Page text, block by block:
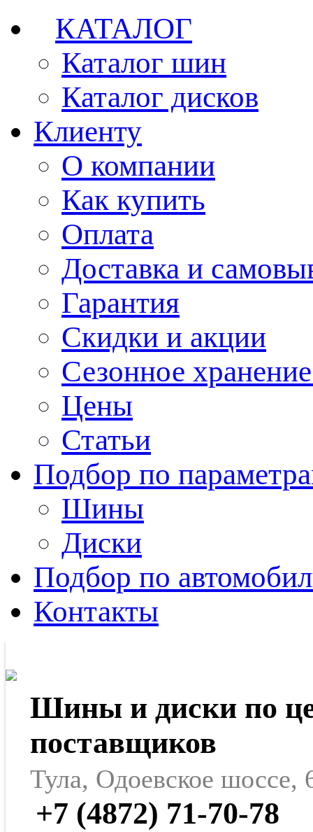
КАТАЛОГ
Каталог шин
Каталог дисков
Клиенту
О компании
Как купить
Оплата
Доставка и
Гарантия
Скидки и акции
Сезонное
Цены
Статьи
Подбор по
Шины
Диски
Подбор по
Контакты
Шины и диски по
поставщиков
Тула, Одоевское шоссе,
+7 (4872) 71-70-78